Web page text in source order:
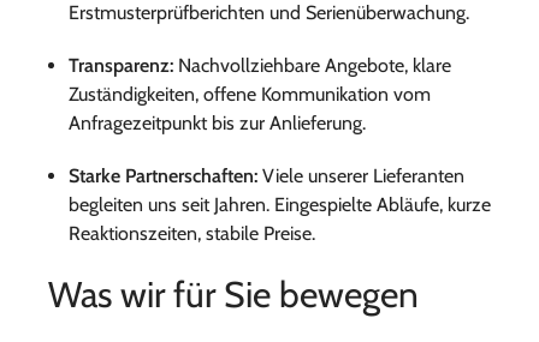
Erstmusterprüfberichten und Serienüberwachung.
Transparenz: Nachvollziehbare Angebote, klare
Zuständigkeiten, offene Kommunikation vom
Anfragezeitpunkt bis zur Anlieferung.
Starke Partnerschaften: Viele unserer Lieferanten
begleiten uns seit Jahren. Eingespielte Abläufe, kurze
Reaktionszeiten, stabile Preise.
Was wir für Sie bewegen